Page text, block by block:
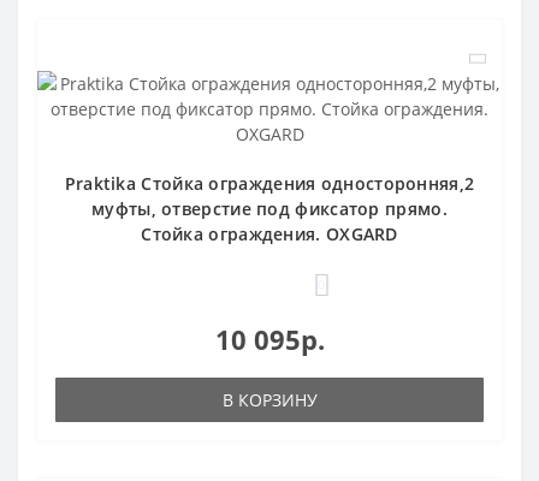
Praktika Стойка ограждения односторонняя,2
муфты, отверстие под фиксатор прямо.
Стойка ограждения. OXGARD
10 095р.
В КОРЗИНУ